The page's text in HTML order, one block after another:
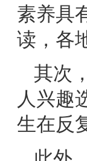
素养具
读，各
其次
人兴趣
生在反